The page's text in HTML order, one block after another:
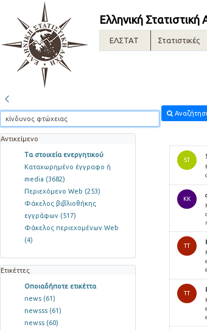
Ελληνική Στατιστική
ΕΛΣΤΑΤ Στατιστικές
Αντικείμενο
Τα στοιχεία ενεργητικού
Καταχωρημένο έγγραφο ή
media (3682)
Περιεχόμενο Web (253)
Φάκελος βιβλιοθήκης
εγγράφων (517)
Φάκελος περιεχομένων Web
(4)
Ετικέττες
Οποιαδήποτε ετικέττα
news (61)
newsss (61)
newss (60)
ST
KK
TT
TT